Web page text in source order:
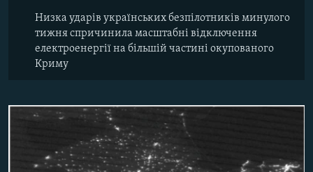
Низка ударів українських безпілотників минулого
тижня спричинила масштабні відключення
електроенергії на більшій частині окупованого
Криму